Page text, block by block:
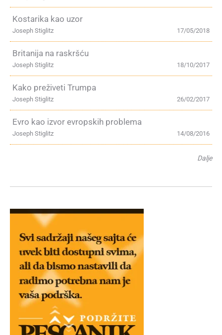
Kostarika kao uzor
17/05/2018
Joseph Stiglitz
Britanija na raskršću
18/10/2017
Joseph Stiglitz
Kako preživeti Trumpa
26/02/2017
Joseph Stiglitz
Evro kao izvor evropskih problema
14/08/2016
Joseph Stiglitz
Dalje